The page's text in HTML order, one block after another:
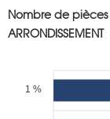
Nombre de pièces
ARRONDISSEMENT
1 %